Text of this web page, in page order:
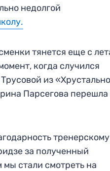
недолгой
тянется еще с
когда случился
из
Парсегова перешла
тренерскому
за полученный
стали смотреть на